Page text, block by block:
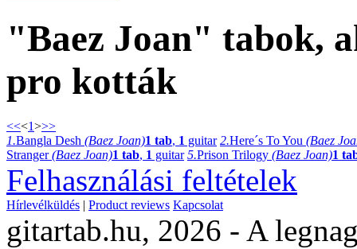
"Baez Joan" tabok,
pro kották
<<<1>>>
1.Bangla Desh (Baez Joan)1 tab, 1 guitar 2.Here´s To You (Baez
Stranger(Baez Joan)1 tab, 1 guitar 5.Prison Trilogy (Baez Joan)1
Felhasználási feltételek
Hírlevélküldés | Product reviews Kapcsolat
gitartab.hu, 2026 - A